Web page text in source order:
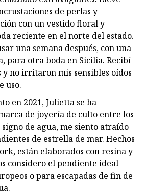
de perlas y
con un vestido floral y
reciente en el norte del estado.
una semana después, con una
para otra boda en Sicilia. Recibí
y no irritaron mis sensibles oídos
uso.
en 2021, Julietta se ha
de joyería de culto entre los
signo de agua, me siento atraído
de estrella de mar. Hechos
están elaborados con resina y
considero el pendiente ideal
o para escapadas de fin de